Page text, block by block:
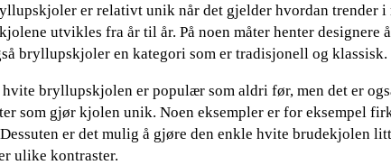
er relativt unik når det gjelder hvordan trender
utvikles fra år til år. På noen måter henter designere
bryllupskjoler en kategori som er tradisjonell og klassisk.
bryllupskjolen er populær som aldri før, men det er
som gjør kjolen unik. Noen eksempler er for eksempel
er det mulig å gjøre den enkle hvite brudekjolen
ulike kontraster.